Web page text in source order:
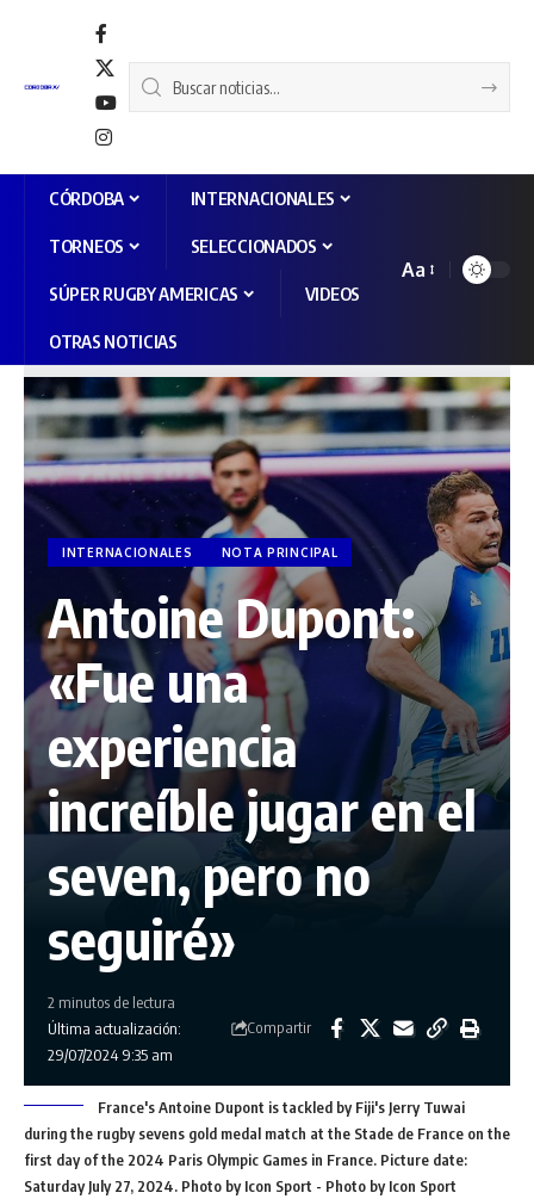
CÓRDOBA INTERNACIONALES
TORNEOS SELECCIONADOS
SÚPER RUGBY AMERICAS VIDEOS
OTRAS NOTICIAS
Aa
INTERNACIONALES NOTA PRINCIPAL
Antoine Dupont:
«Fue una
experiencia
increíble jugar en el
seven, pero no
seguiré»
Última actualización:
29/07/2024 9:35 am
2 minutos de lectura
Compartir
France's Antoine Dupont is tackled by Fiji's Jerry Tuwai
during the rugby sevens gold medal match at the Stade de France on the
first day of the 2024 Paris Olympic Games in France. Picture date:
Saturday July 27, 2024. Photo by Icon Sport - Photo by Icon Sport